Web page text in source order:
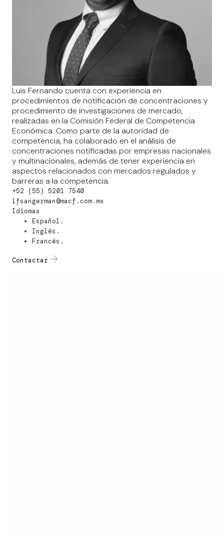
Luis Fernando cuenta con experiencia en
procedimientos de notificación de concentraciones y
procedimiento de investigaciones de mercado,
realizadas en la Comisión Federal de Competencia
Económica. Como parte de la autoridad de
competencia, ha colaborado en el análisis de
concentraciones notificadas por empresas nacionales
y multinacionales, además de tener experiencia en
aspectos relacionados con mercados regulados y
barreras a la competencia.
+52 (55) 5201 7540
lfsangerman@macf.com.mx
Idiomas
Español.
Inglés.
Francés.
Contactar